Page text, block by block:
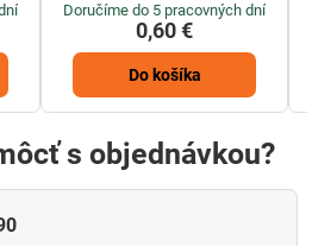
Doručíme do 5 pracovných dní
0,60 €
Do košíka
s objednávkou?